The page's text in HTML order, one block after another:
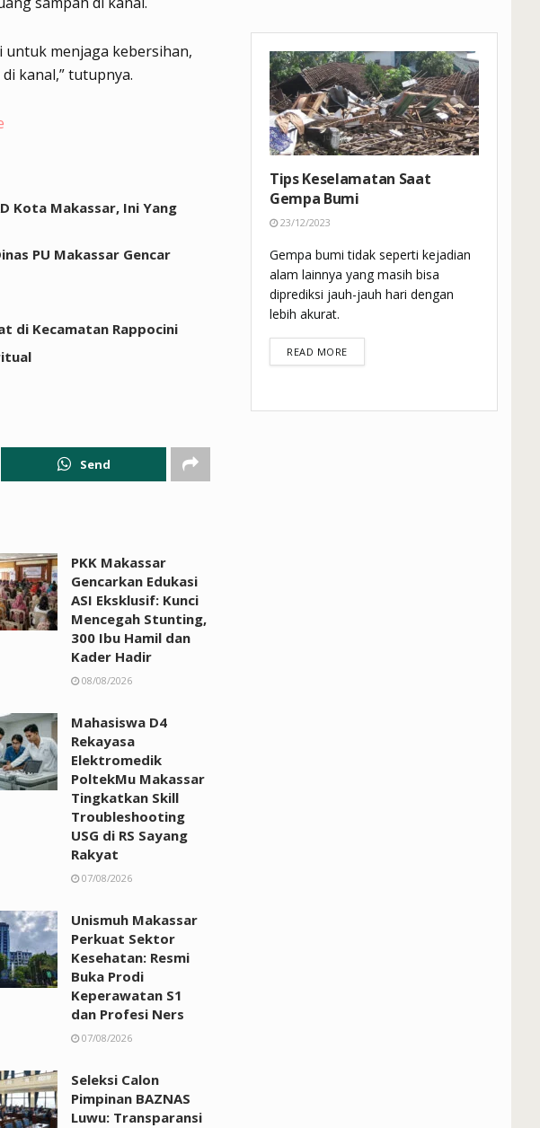
untuk menjaga kebersihan,
kanal,” tutupnya.
Kota Makassar, Ini Yang
PU Makassar Gencar
di Kecamatan Rappocini
Send
PKK Makassar
Gencarkan Edukasi
ASI Eksklusif: Kunci
Mencegah Stunting,
300 Ibu Hamil dan
Kader Hadir
08/08/2026
Mahasiswa D4
Rekayasa
Elektromedik
PoltekMu Makassar
Tingkatkan Skill
Troubleshooting
USG di RS Sayang
Rakyat
07/08/2026
Unismuh Makassar
Perkuat Sektor
Kesehatan: Resmi
Buka Prodi
Keperawatan S1
dan Profesi Ners
07/08/2026
Seleksi Calon
Pimpinan BAZNAS
Luwu: Transparansi
Tips Keselamatan Saat
Gempa Bumi
23/12/2023
Gempa bumi tidak seperti kejadian
alam lainnya yang masih bisa
diprediksi jauh-jauh hari dengan
lebih akurat.
READ MOREDETAILS